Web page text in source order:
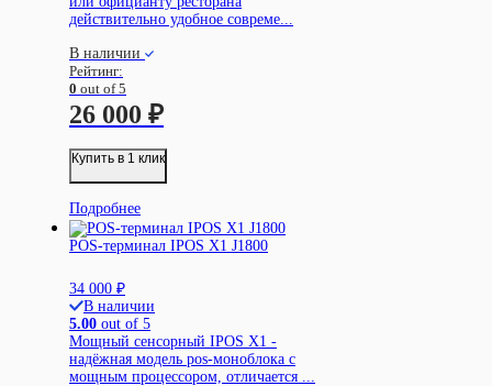
действительно удобное совреме...
В наличии
Рейтинг:
0 out of 5
26 000 ₽
Купить в 1 клик
Подробнее
POS-терминал IPOS X1 J1800
34 000 ₽
В наличии
5.00 out of 5
Мощный сенсорный IPOS X1 -
надёжная модель pos-моноблока с
мощным процессором, отличается ...